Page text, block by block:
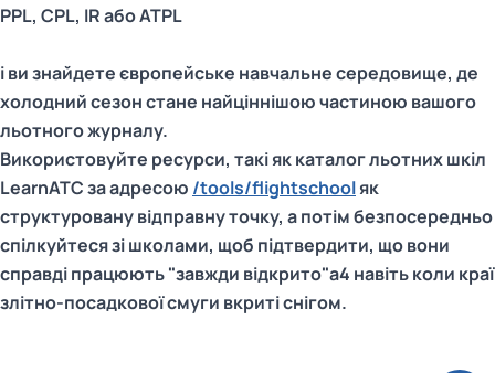
PPL, CPL, IR або ATPL
і ви знайдете європейське навчальне середовище, де
холодний сезон стане найціннішою частиною вашого
льотного журналу.
Використовуйте ресурси, такі як каталог льотних шкіл
LearnATC за адресою /tools/flightschoolяк
структуровану відправну точку, а потім безпосередньо
спілкуйтеся зі школами, щоб підтвердити, що вони
справді працюють "завжди відкрито"a4 навіть коли краї
злітно-посадкової смуги вкриті снігом.